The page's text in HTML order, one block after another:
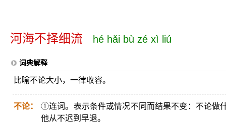
河海不择细流 hé hǎi bù zé xì liú
词典解释
比喻不论大小，一律收容。
不论：
①连词。表示条件或情况不同而结果不变：不论做
他从不迟到早退。